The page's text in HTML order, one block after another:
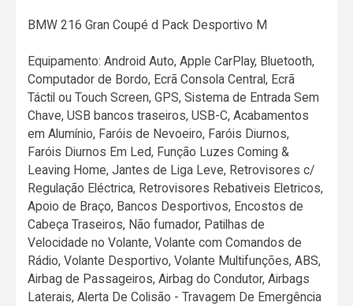
BMW 216 Gran Coupé d Pack Desportivo M
Equipamento: Android Auto, Apple CarPlay, Bluetooth,
Computador de Bordo, Ecrã Consola Central, Ecrã
Táctil ou Touch Screen, GPS, Sistema de Entrada Sem
Chave, USB bancos traseiros, USB-C, Acabamentos
em Alumínio, Faróis de Nevoeiro, Faróis Diurnos,
Faróis Diurnos Em Led, Função Luzes Coming &
Leaving Home, Jantes de Liga Leve, Retrovisores c/
Regulação Eléctrica, Retrovisores Rebativeis Eletricos,
Apoio de Braço, Bancos Desportivos, Encostos de
Cabeça Traseiros, Não fumador, Patilhas de
Velocidade no Volante, Volante com Comandos de
Rádio, Volante Desportivo, Volante Multifunções, ABS,
Airbag de Passageiros, Airbag do Condutor, Airbags
Laterais, Alerta De Colisão - Travagem De Emergência